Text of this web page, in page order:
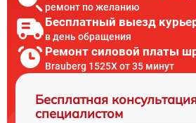
ремонт по желанию
Бесплатный выезд
в день обращения
Ремонт силовой платы
Brauberg 1525X от 35 минут
Бесплатная
специалистом